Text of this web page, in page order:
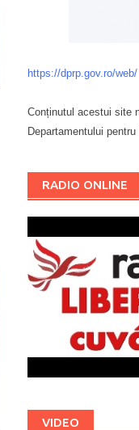
https://dprp.gov.ro/web/
Conținutul acestui site
Departamentului
RADIO ONLINE
VIDEO